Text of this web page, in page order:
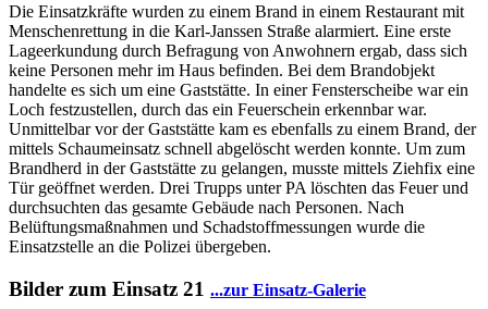
Die Einsatzkräfte wurden zu einem Brand in einem Restaurant mit
Menschenrettung in die Karl-Janssen Straße alarmiert. Eine erste
Lageerkundung durch Befragung von Anwohnern ergab, dass sich
keine Personen mehr im Haus befinden. Bei dem Brandobjekt
handelte es sich um eine Gaststätte. In einer Fensterscheibe war ein
Loch festzustellen, durch das ein Feuerschein erkennbar war.
Unmittelbar vor der Gaststätte kam es ebenfalls zu einem Brand, der
mittels Schaumeinsatz schnell abgelöscht werden konnte. Um zum
Brandherd in der Gaststätte zu gelangen, musste mittels Ziehfix eine
Tür geöffnet werden. Drei Trupps unter PA löschten das Feuer und
durchsuchten das gesamte Gebäude nach Personen. Nach
Belüftungsmaßnahmen und Schadstoffmessungen wurde die
Einsatzstelle an die Polizei übergeben.
Bilder zum Einsatz 21 ...zur Einsatz-Galerie